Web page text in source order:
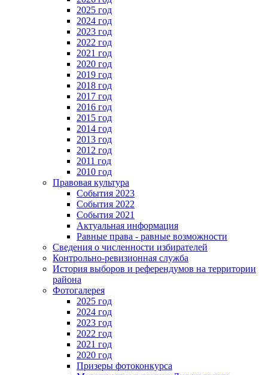
2025 год
2024 год
2023 год
2022 год
2021 год
2020 год
2019 год
2018 год
2017 год
2016 год
2015 год
2014 год
2013 год
2012 год
2011 год
2010 год
Правовая культура
События 2023
События 2022
События 2021
Актуальная информация
Равные права - равные возможности
Сведения о численности избирателей
Контрольно-ревизионная служба
История выборов и референдумов на территории
района
Фотогалерея
2025 год
2024 год
2023 год
2022 год
2021 год
2020 год
Призеры фотоконкурса